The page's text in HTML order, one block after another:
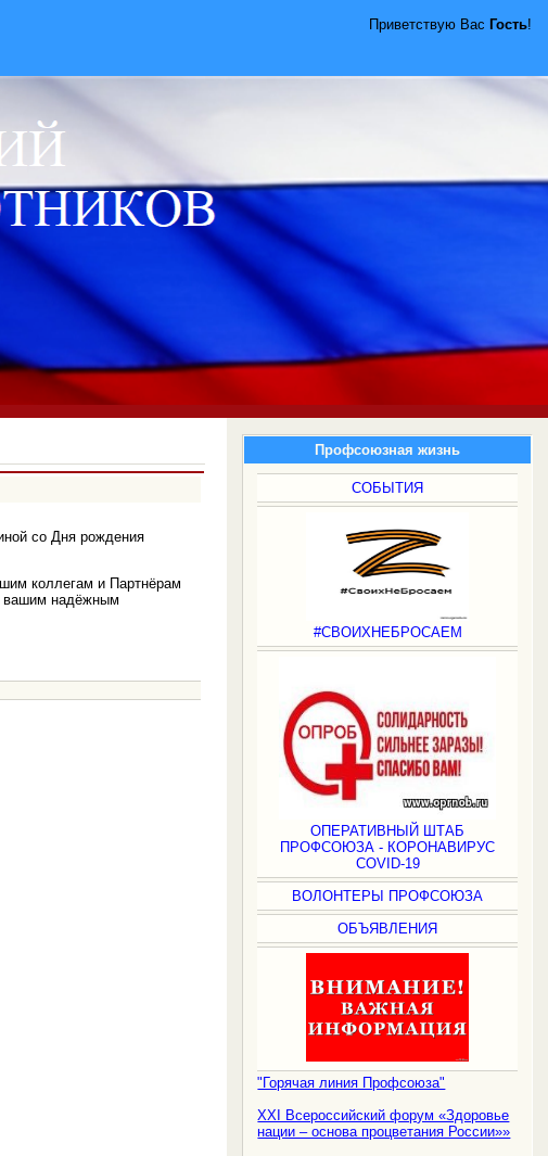
Приветствую Вас Гость!
Профсоюзная жизнь
СОБЫТИЯ
#СВОИХНЕБРОСАЕМ
ОПЕРАТИВНЫЙ ШТАБ
ПРОФСОЮЗА - КОРОНАВИРУС
COVID-19
ВОЛОНТЕРЫ ПРОФСОЮЗА
ОБЪЯВЛЕНИЯ
"Горячая линия Профсоюза"
XXI Всероссийский форум «Здоровье
нации – основа процветания России»»
со Дня рождения
коллегам и Партнёрам
вашим надёжным